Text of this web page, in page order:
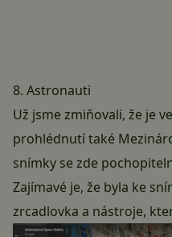
8. Astronauti
Už jsme zmiňovali, že je
prohlédnutí také
snímky se zde
Zajímavé je, že byla ke
zrcadlovka a nástroje,